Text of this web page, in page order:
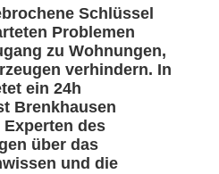
Schlüssel
Problemen
zu Wohnungen,
verhindern. In
ein 24h
Brenkhausen
des
über das
und die